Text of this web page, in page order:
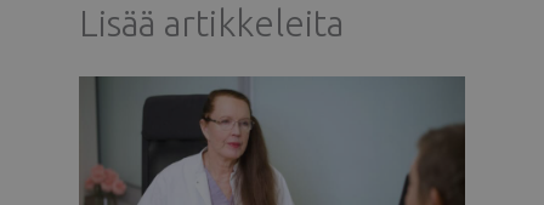
Lisää artikkeleita